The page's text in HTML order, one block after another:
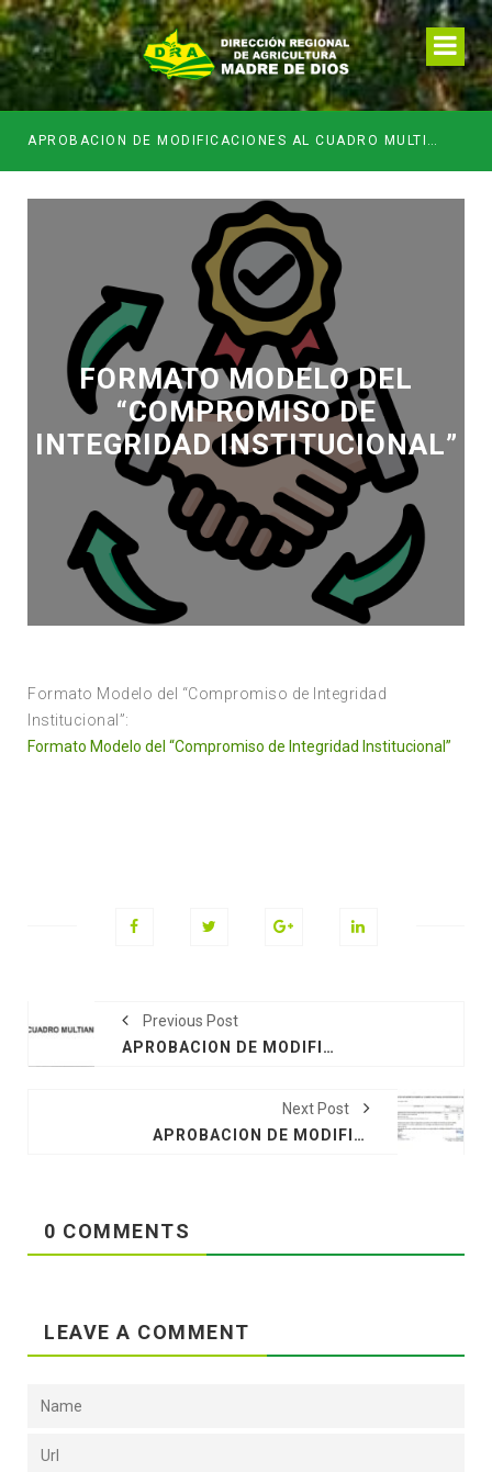
APROBACION DE MODIFICACIONES AL CUADRO MULTIANUAL DE NECESIDADESDE DE LA DIRECCION REGIONAL DE DESARROLLO AGROPECUARIO Y RIEGO MES DE MAYO
FORMATO MODELO DEL
“COMPROMISO DE
INTEGRIDAD INSTITUCIONAL”
Formato Modelo del “Compromiso de Integridad
Institucional”:
Formato Modelo del “Compromiso de Integridad Institucional”
Previous Post
APROBACION DE MODIFICACIONES AL CUADRO MULTIANUAL DE NECESIDADESDE DE LA DIRECCION REGIONAL DE DESARROLLO AGROPECUARIO Y RIEGO
Next Post
APROBACION DE MODIFICACIONES AL CUADRO MULTIANUAL DE NECESIDADESDE DE LA DIRECCION REGIONAL DE DESARROLLO AGROPECUARIO Y RIEGO
0 COMMENTS
LEAVE A COMMENT